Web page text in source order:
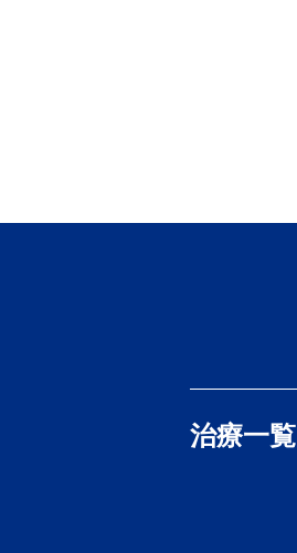
治療一覧